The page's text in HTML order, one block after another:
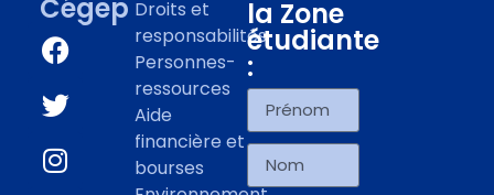
Cégep Droits et
responsabilités
Personnes-
ressources
Aide
financière et
bourses
la Zone
étudiante
: